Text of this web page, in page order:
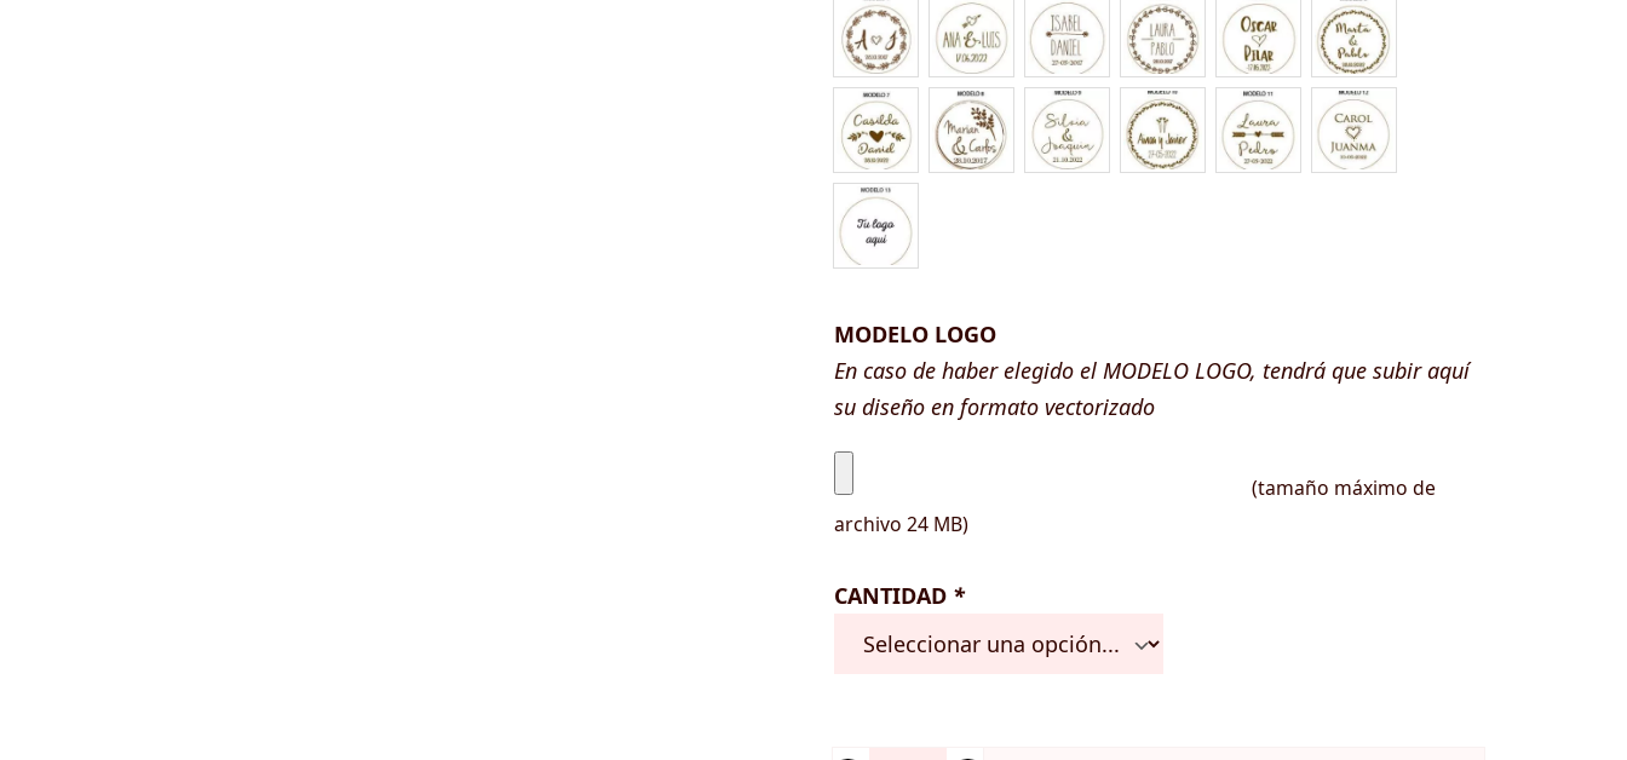
MODELO LOGO
En caso de haber elegido el MODELO LOGO, tendrá que subir aquí
su diseño en formato vectorizado
(tamaño máximo de
archivo 24 MB)
CANTIDAD *